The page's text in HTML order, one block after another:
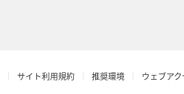
サイト利用規約 推奨環境 ウェブア